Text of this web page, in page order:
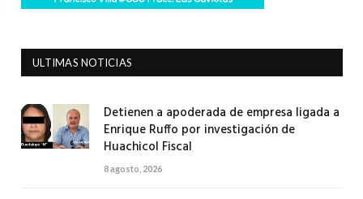
ULTIMAS NOTICIAS
Detienen a apoderada de empresa ligada a
Enrique Ruffo por investigación de
Huachicol Fiscal
8 agosto, 2026